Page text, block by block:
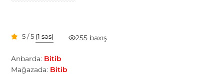
5 / 5 (1 səs) 255 baxış
Anbarda: Bitib
Mağazada: Bitib